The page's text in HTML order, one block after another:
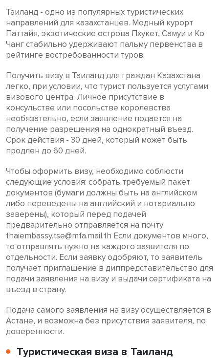
Таиланд - одно из популярных туристических
направлений для казахстанцев. Модный курорт
Паттайя, экзотические острова Пхукет, Самуи и Ко
Чанг стабильно удерживают пальму первенства в
рейтинге востребованности туров.
Получить визу в Таиланд для граждан Казахстана
легко, при условии, что турист пользуется услугами
визового центра. Личное присутствие в
консульстве или посольстве королевства
необязательно, если заявление подается на
получение разрешения на однократный въезд.
Срок действия - 30 дней, который может быть
продлен до 60 дней.
Чтобы оформить визу, необходимо соблюсти
следующие условия: собрать требуемый пакет
документов (бумаги должны быть на английском
либо переведены на английский и нотариально
заверены), который перед подачей
предварительно отправляется на почту
thaiembassy.tse@mfa.mail.th Если документов много,
то отправлять нужно на каждого заявителя по
отдельности. Если заявку одобряют, то заявитель
получает приглашение в диппредставительство для
подачи заявления на визу и выдачи сертификата на
въезд в страну.
Подача самого заявления на визу осуществляется в
Астане, и возможна без присутствия заявителя, по
доверенности.
Туристическая виза в Таиланд